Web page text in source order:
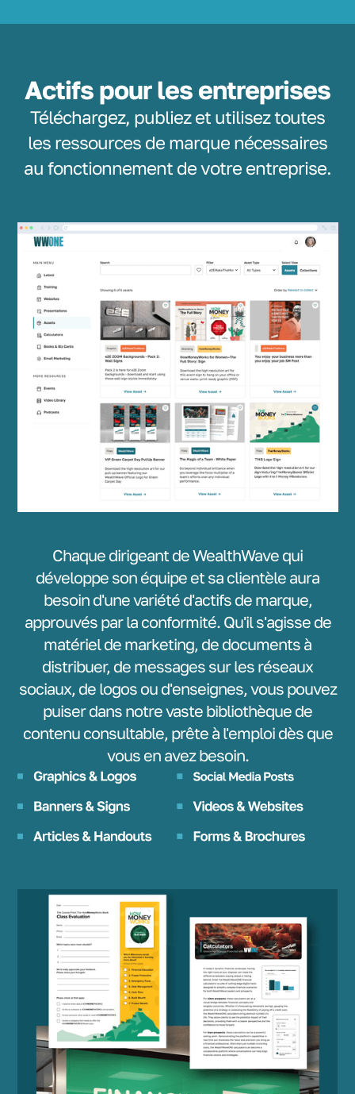
Actifs pour les entreprises
Téléchargez, publiez et utilisez toutes
les ressources de marque nécessaires
au fonctionnement de votre entreprise.
Chaque dirigeant de WealthWave qui
développe son équipe et sa clientèle aura
besoin d'une variété d'actifs de marque,
approuvés par la conformité. Qu'il s'agisse de
matériel de marketing, de documents à
distribuer, de messages sur les réseaux
sociaux, de logos ou d'enseignes, vous pouvez
puiser dans notre vaste bibliothèque de
contenu consultable, prête à l'emploi dès que
vous en avez besoin.